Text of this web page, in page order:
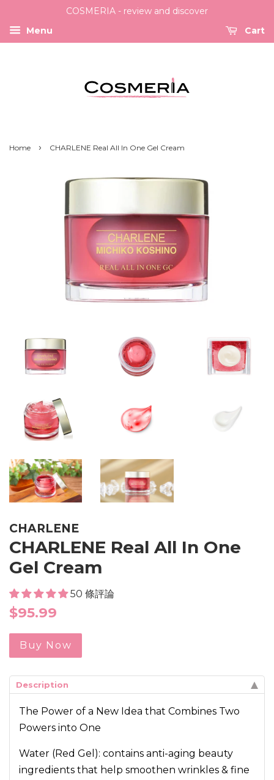
COSMERIA - review and discover
Menu
Cart
Home › CHARLENE Real All In One Gel Cream
CHARLENE
CHARLENE Real All In One
Gel Cream
50 條評論
Regular
$95.99
Buy Now
Description
The Power of a New Idea that Combines Two
Powers into One
Water (Red Gel): contains anti-aging beauty
ingredients that help smoothen wrinkles & fine